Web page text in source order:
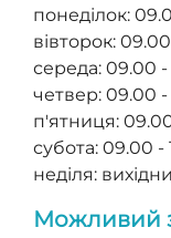
понеділок:
вівторок:
середа: 09.00 -
четвер: 09.00 -
п'ятниця:
субота: 09.00 -
неділя:
Можливий